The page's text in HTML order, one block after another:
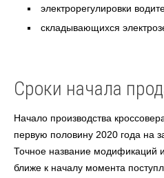
электрорегулировки
складывающихся
Сроки начала
Начало производства
первую половину 2020 года на
Точное название модификаций
ближе к началу момента